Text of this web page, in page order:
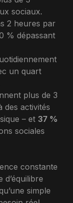
sociaux.
2 heures par
% dépassant
un quart
plus de 3
des activités
– et 37 %
sociales
constante
simple